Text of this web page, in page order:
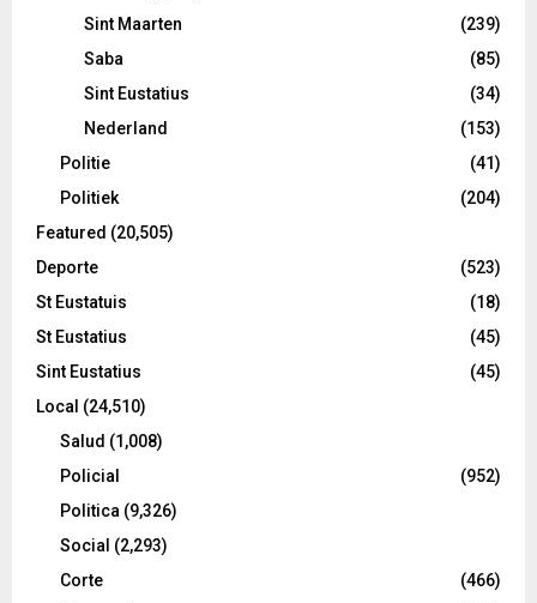
Sint Maarten
(239)
Saba
(85)
Sint Eustatius
(34)
Nederland
(153)
Politie
(41)
Politiek
(204)
Featured (20,505)
Deporte
(523)
St Eustatuis
(18)
St Eustatius
(45)
Sint Eustatius
(45)
Local (24,510)
Salud (1,008)
Policial
(952)
Politica (9,326)
Social (2,293)
Corte
(466)